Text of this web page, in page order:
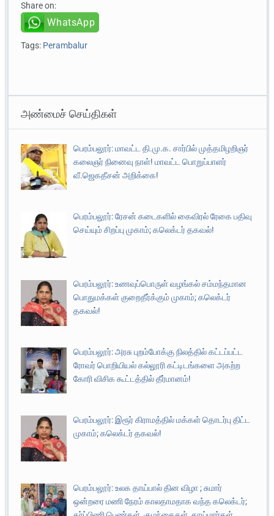
Share on:
WhatsApp
Tags: Perambalur
அண்மைச் செய்திகள்
பெரம்பலூர்: மாவட்ட தி.மு.க. சார்பில் முத்தமிழறிஞர்
கலைஞர் நினைவு நாள்! மாவட்ட பொறுப்பாளர்
வீ.ஜெகதீசன் அறிக்கை!
பெரம்பலூர்: ரேசன் கடைகளில் கைவிரல் ரேகை பதிவு
செய்யும் சிறப்பு முகாம்; கலெக்டர் தகவல்!
பெரம்பலூர்: உணவுப்பொருள் வழங்கல் சம்மந்தமான
பொதுமக்கள் குறைதீர்க்கும் முகாம்; கலெக்டர்
தகவல்!
பெரம்பலூர்: அரசு புறம்போக்கு நிலத்தில் கட்டப்பட்ட
ரோவர் பொறியியல் கல்லூரி கட்டிடங்களை அகற்ற
கோரி விசிக கூட்டத்தில் தீர்மானம்!
பெரம்பலூர்: இரூர் கிராமத்தில் மக்கள் தொடர்பு திட்ட
முகாம்; கலெக்டர் தகவல்!
பெரம்பலூர்: உலக தாய்பால் தின விழா ; சுமார்
ஒன்றரை மணி நேரம் காலதாமதாக வந்த கலெக்டர்;